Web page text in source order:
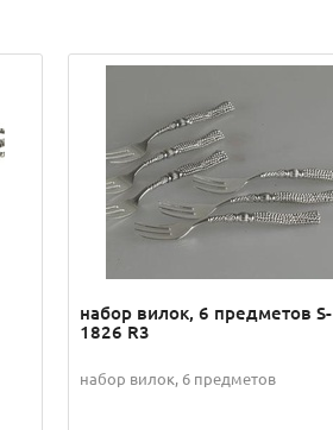
набор вилок, 6 предметов S-
1826 R3
набор вилок, 6 предметов